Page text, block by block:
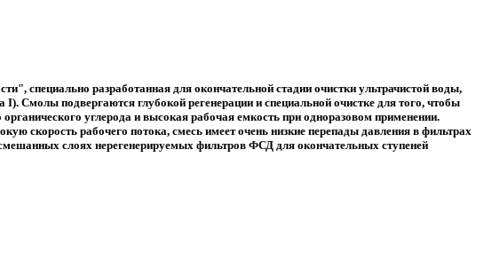
разработанная для окончательной стадии очистки ультрачистой воды,
I). Смолы подвергаются глубокой регенерации и специальной очистке для того, чтобы
углерода и высокая рабочая емкость при одноразовом применении.
скорость рабочего потока, смесь имеет очень низкие перепады давления в фильтрах
слоях нерегенерируемых фильтров ФСД для окончательных ступеней